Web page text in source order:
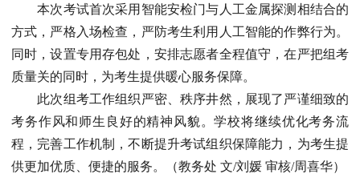
本次考试首次采用智能安检门与人工金属探测相结合的
方式，严格入场检查，严防考生利用人工智能的作弊行为。
同时，设置专用存包处，安排志愿者全程值守，在严把组考
质量关的同时，为考生提供暖心服务保障。
此次组考工作组织严密、秩序井然，展现了严谨细致的
考务作风和师生良好的精神风貌。学校将继续优化考务流
程，完善工作机制，不断提升考试组织保障能力，为考生提
供更加优质、便捷的服务。（教务处 文/刘媛 审核/周喜华）